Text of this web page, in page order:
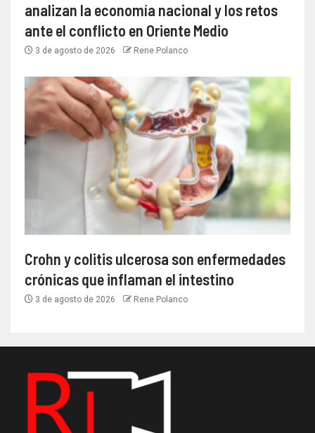
analizan la economía nacional y los retos
ante el conflicto en Oriente Medio
3 de agosto de 2026 Rene Polanco
Crohn y colitis ulcerosa son enfermedades
crónicas que inflaman el intestino
3 de agosto de 2026 Rene Polanco